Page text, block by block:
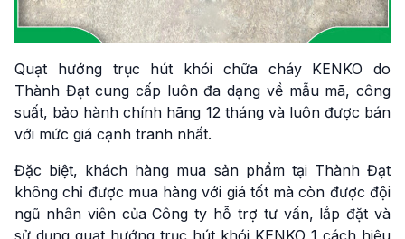
Quạt hướng trục hút khói chữa cháy KENKO do
Thành Đạt cung cấp luôn đa dạng về mẫu mã, công
suất, bảo hành chính hãng 12 tháng và luôn được bán
với mức giá cạnh tranh nhất.
Đặc biệt, khách hàng mua sản phẩm tại Thành Đạt
không chỉ được mua hàng với giá tốt mà còn được đội
ngũ nhân viên của Công ty hỗ trợ tư vấn, lắp đặt và
sử dụng quạt hướng trục hút khói KENKO 1 cách hiệu